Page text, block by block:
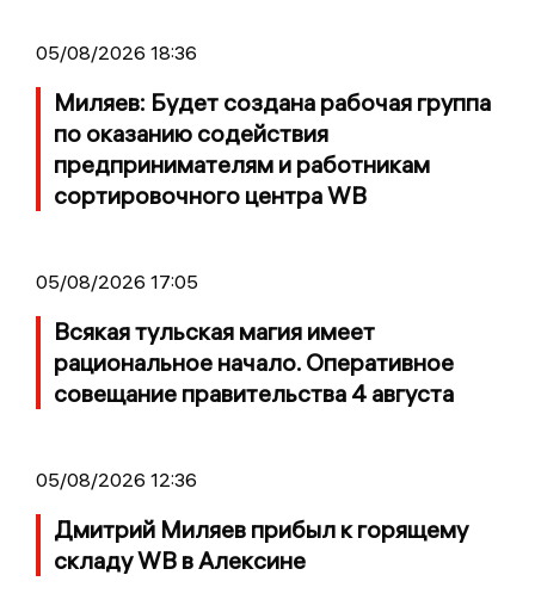
05/08/2026 18:36
Миляев: Будет создана рабочая группа
по оказанию содействия
предпринимателям и работникам
сортировочного центра WB
05/08/2026 17:05
Всякая тульская магия имеет
рациональное начало. Оперативное
совещание правительства 4 августа
05/08/2026 12:36
Дмитрий Миляев прибыл к горящему
складу WB в Алексине